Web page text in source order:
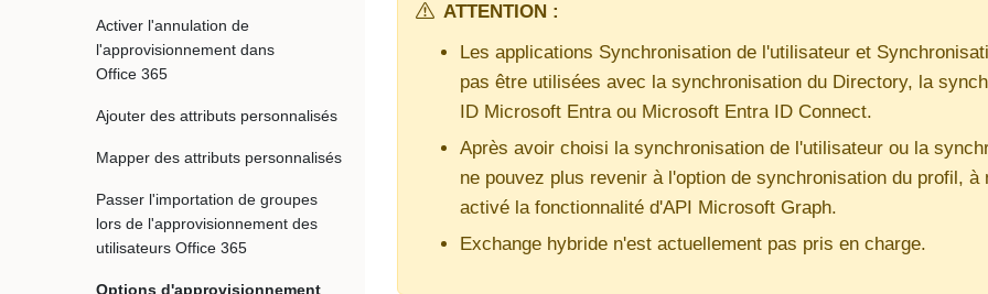
Activer l'annulation de
l'approvisionnement dans
Office 365
Ajouter des attributs personnalisés
Mapper des attributs personnalisés
Passer l'importation de groupes
lors de l'approvisionnement des
utilisateurs Office 365
Options d'approvisionnement
ATTENTION :
Les applications Synchronisation de l'utilisateur et
pas être utilisées avec la synchronisation du Directory, la
ID Microsoft Entra ou Microsoft Entra ID Connect.
Après avoir choisi la synchronisation de l'utilisateur ou la
ne pouvez plus revenir à l'option de synchronisation du profil, à
activé la fonctionnalité d'API Microsoft Graph.
Exchange hybride n'est actuellement pas pris en charge.